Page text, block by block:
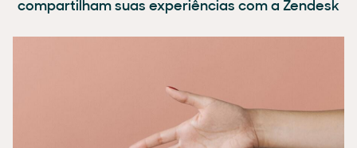
compartilham suas experiências com a Zendesk